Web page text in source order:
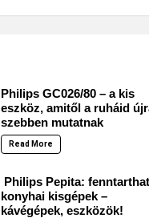
Philips GC026/80 – a kis
eszköz, amitől a ruháid
szebben mutatnak
Read More
Philips Pepita:
konyhai kisgépek –
kávégépek, eszközök!